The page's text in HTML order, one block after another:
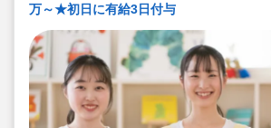
万～★初日に有給3日付与